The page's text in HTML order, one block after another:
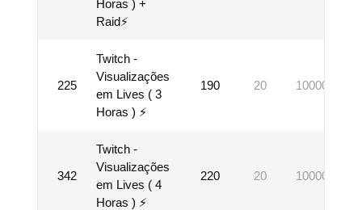
Horas ) +
Raid⚡
225
Twitch -
Visualizações
em Lives ( 3
Horas ) ⚡
190 20 10000
342
Twitch -
Visualizações
em Lives ( 4
Horas ) ⚡
220 20 10000